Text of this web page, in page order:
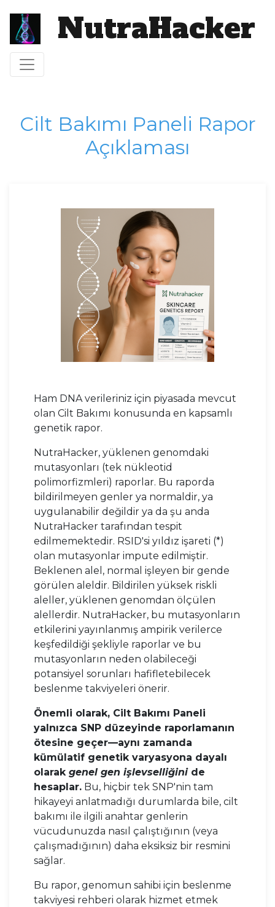
NutraHacker
Toggle navigation
Cilt Bakımı Paneli Rapor
Açıklaması
Ham DNA verileriniz için piyasada mevcut
olan Cilt Bakımı konusunda en kapsamlı
genetik rapor.
NutraHacker, yüklenen genomdaki
mutasyonları (tek nükleotid
polimorfizmleri) raporlar. Bu raporda
bildirilmeyen genler ya normaldir, ya
uygulanabilir değildir ya da şu anda
NutraHacker tarafından tespit
edilmemektedir. RSID'si yıldız işareti (*)
olan mutasyonlar impute edilmiştir.
Beklenen alel, normal işleyen bir gende
görülen aleldir. Bildirilen yüksek riskli
aleller, yüklenen genomdan ölçülen
alellerdir. NutraHacker, bu mutasyonların
etkilerini yayınlanmış ampirik verilerce
keşfedildiği şekliyle raporlar ve bu
mutasyonların neden olabileceği
potansiyel sorunları hafifletebilecek
beslenme takviyeleri önerir.
Önemli olarak, Cilt Bakımı Paneli
yalnızca SNP düzeyinde raporlamanın
ötesine geçer—aynı zamanda
kümülatif genetik varyasyona dayalı
olarak genel gen işlevselliğinide
hesaplar. Bu, hiçbir tek SNP'nin tam
hikayeyi anlatmadığı durumlarda bile, cilt
bakımı ile ilgili anahtar genlerin
vücudunuzda nasıl çalıştığının (veya
çalışmadığının) daha eksiksiz bir resmini
sağlar.
Bu rapor, genomun sahibi için beslenme
takviyesi rehberi olarak hizmet etmek